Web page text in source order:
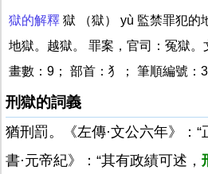
獄的解釋 獄 （獄） yù 監禁罪犯的
地獄。越獄。 罪案，官司：冤獄
畫數：9； 部首：犭； 筆順編號：
刑獄的詞義
猶刑罰。《左傳·文公六年》：“
書·元帝紀》：“其有政績可述，